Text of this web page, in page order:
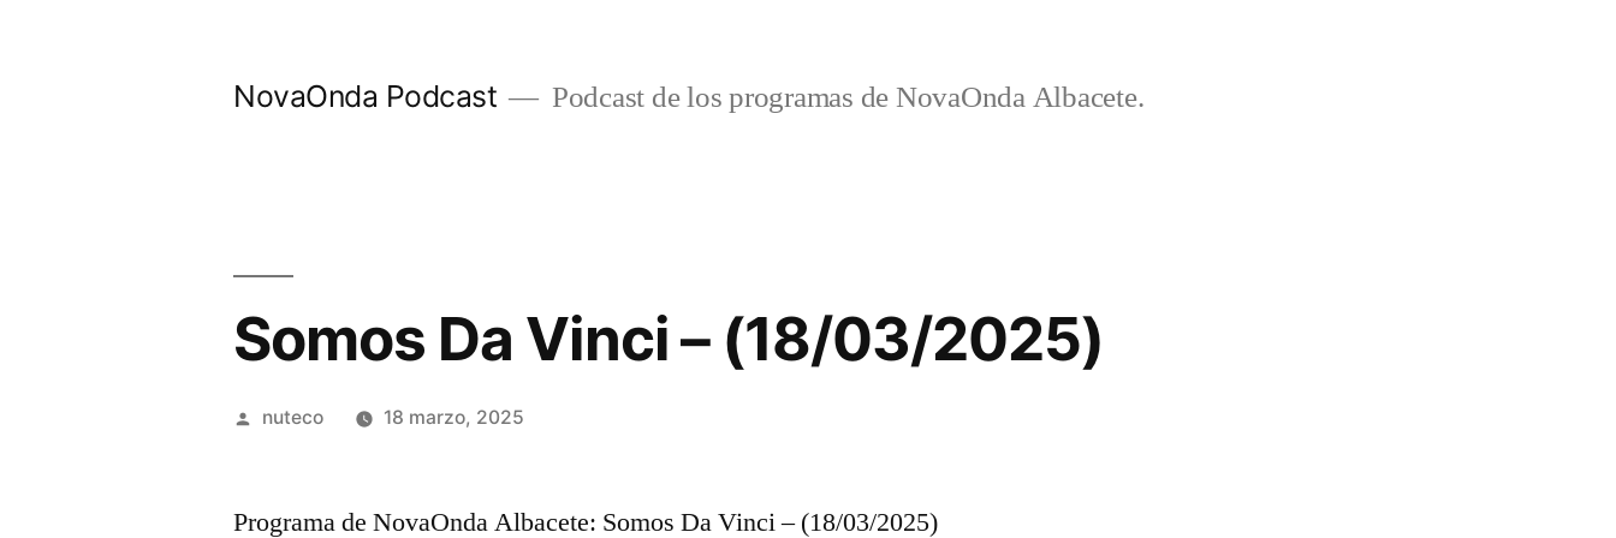
NovaOnda Podcast Podcast de los programas de NovaOnda Albacete.
Somos Da Vinci – (18/03/2025)
Publicada
nuteco 18 marzo, 2025
Programa de NovaOnda Albacete: Somos Da Vinci – (18/03/2025)